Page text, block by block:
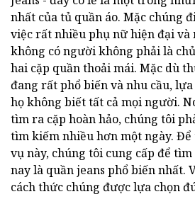
nhất của tủ quần áo. Mặc chúng
việc rất nhiều phụ nữ hiện đại và
không có người không phải là
hai cặp quần thoải mái. Mặc dù
đang rất phổ biến và nhu cầu,
họ không biết tất cả mọi người.
tìm ra cặp hoàn hảo, chúng tôi
tìm kiếm nhiều hơn một ngày.
vụ này, chúng tôi cung cấp để
nay là quần jeans phổ biến nhất.
cách thức chúng được lựa chọn